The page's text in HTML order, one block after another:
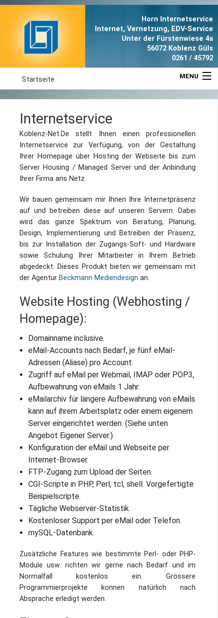
Horn Internetservice
Internet, Vernetzung, EDV-Service
Unter der Fürstenwiese 4a
56072 Koblenz Güls
0261 / 45792
MENU
Startseite
Referenzen
Anfahrt
Portrait
Impressum / Datenschutz
Internetservice
Koblenz-Net.De stellt Ihnen einen professionellen
Internetservice zur Verfügung, von der Gestaltung
Ihrer Homepage über Hosting der Webseite bis zum
Server Housing / Managed Server und der Anbindung
Ihrer Firma ans Netz.
Wir bauen gemeinsam mir Ihnen Ihre Internetpräsenz
auf und betreiben diese auf unseren Servern. Dabei
wird das ganze Spektrum von Beratung, Planung,
Design, Implementierung und Betreiben der Präsenz,
bis zur Installation der Zugangs-Soft- und Hardware
sowie Schulung Ihrer Mitarbeiter in Ihrem Betrieb
abgedeckt. Dieses Produkt bieten wir gemeinsam mit
der Agentur Beckmann Mediendesign an.
Website Hosting (Webhosting /
Homepage):
Domainname inclusive.
eMail-Accounts nach Bedarf, je fünf eMail-
Adressen (Aliase) pro Account.
Zugriff auf eMail per Webmail, IMAP oder POP3,
Aufbewahrung von eMails 1 Jahr.
eMailarchiv für längere Aufbewahrung von eMails
kann auf ihrem Arbeitsplatz oder einem eigenem
Server eingerichtet werden. (Siehe unten
Angebot Eigener Server.)
Konfiguration der eMail und Webseite per
Internet-Browser.
FTP-Zugang zum Upload der Seiten.
CGI-Scripte in PHP, Perl, tcl, shell. Vorgefertigte
Beispielscripte.
Tägliche Webserver-Statistik.
Kostenloser Support per eMail oder Telefon.
mySQL-Datenbank.
Zusätzliche Features wie bestimmte Perl- oder PHP-
Module usw. richten wir gerne nach Bedarf und im
Normalfall kostenlos ein. Grössere
Programmierprojekte konnen natürlich nach
Absprache erledigt werden.